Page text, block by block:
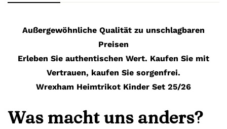
Außergewöhnliche Qualität zu unschlagbaren
Preisen
Erleben Sie authentischen Wert. Kaufen Sie mit
Vertrauen, kaufen Sie sorgenfrei.
Wrexham Heimtrikot Kinder Set 25/26
Was macht uns anders?